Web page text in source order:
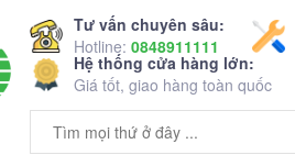
Tư vấn chuyên sâu:
Hotline: 0848911111
Hệ thống cửa hàng lớn:
Giá tốt, giao hàng toàn quốc